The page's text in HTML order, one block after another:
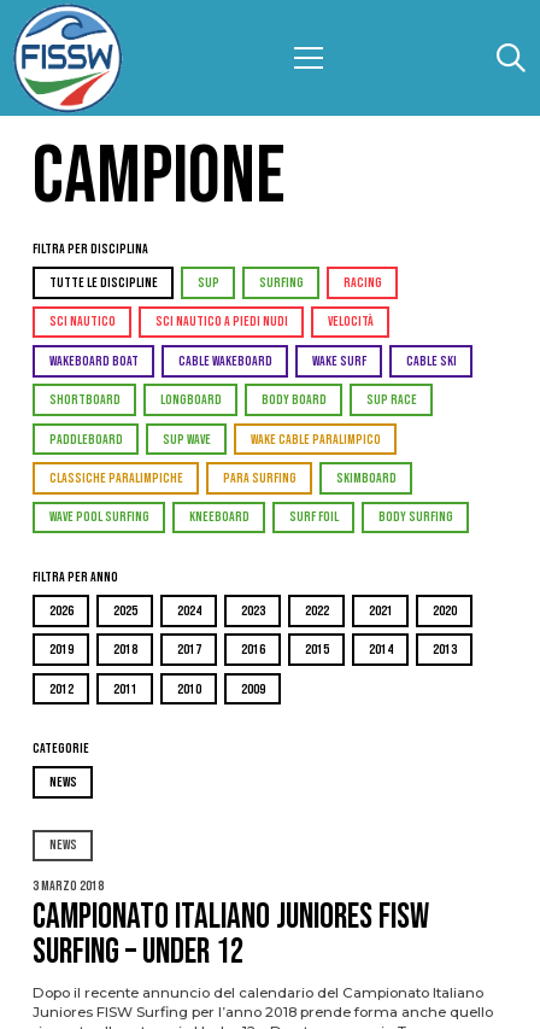
CAMPIONE
Filtra per Disciplina
TUTTE LE DISCIPLINE SUP SURFING RACING
SCI NAUTICO SCI NAUTICO A PIEDI NUDI VELOCITÀ
WAKEBOARD BOAT CABLE WAKEBOARD WAKE SURF CABLE SKI
SHORTBOARD LONGBOARD BODY BOARD SUP RACE
PADDLEBOARD SUP WAVE WAKE CABLE PARALIMPICO
CLASSICHE PARALIMPICHE PARA SURFING SKIMBOARD
WAVE POOL SURFING KNEEBOARD SURF FOIL BODY SURFING
Filtra per Anno
2026 2025 2024 2023 2022 2021 2020
2019 2018 2017 2016 2015 2014 2013
2012 2011 2010 2009
Categorie
NEWS
NEWS
3 Marzo 2018
Campionato Italiano Juniores FISW
Surfing – Under 12
Dopo il recente annuncio del calendario del Campionato Italiano
Juniores FISW Surfing per l’anno 2018 prende forma anche quello